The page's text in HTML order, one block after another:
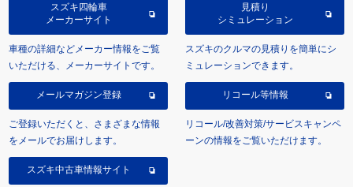
スズキ四輪車
メーカーサイト
車種の詳細などメーカー情報をご覧
いただける、メーカーサイトです。
見積り
シミュレーション
スズキのクルマの見積りを簡単にシ
ミュレーションできます。
メールマガジン登録
ご登録いただくと、さまざまな情報
をメールでお届けします。
リコール等情報
リコール/改善対策/サービスキャンペ
ーンの情報をご覧いただけます。
スズキ中古車情報サイト